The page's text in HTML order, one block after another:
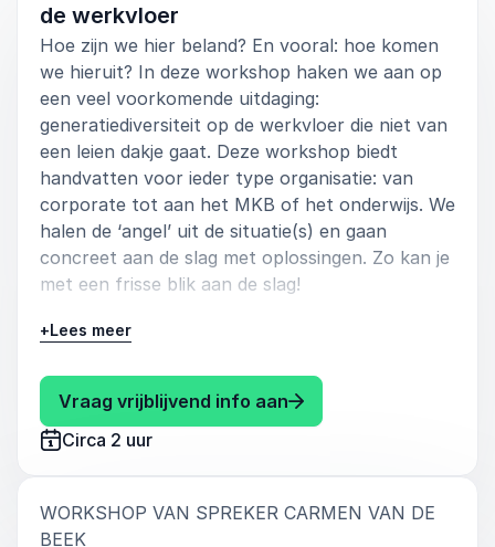
de werkvloer
Hoe zijn we hier beland? En vooral: hoe komen
we hieruit? In deze workshop haken we aan op
een veel voorkomende uitdaging:
generatiediversiteit op de werkvloer die niet van
een leien dakje gaat. Deze workshop biedt
handvatten voor ieder type organisatie: van
corporate tot aan het MKB of het onderwijs. We
halen de ‘angel’ uit de situatie(s) en gaan
concreet aan de slag met oplossingen. Zo kan je
met een frisse blik aan de slag!
Eerder boekten o.a.
Kinderopvang,Kober Kinderopvang
Hogeschool,Accent Jobs (BE)deze workshop.
morgen vrij? – Managing Gen Z’
+Lees meer
Vraag vrijblijvend info aan: Carmen van de Beek
Circa 2 uur
WORKSHOP VAN SPREKER CARMEN VAN DE
BEEK: